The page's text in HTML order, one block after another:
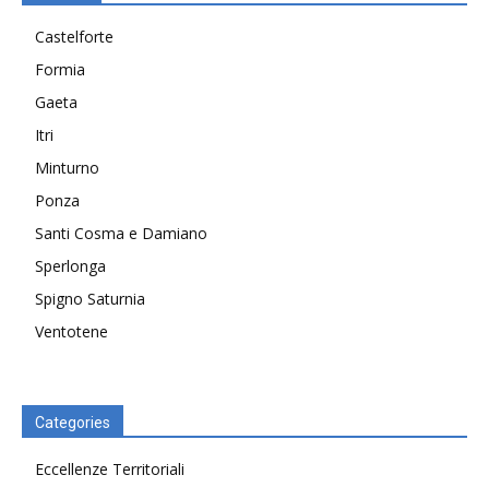
Castelforte
Formia
Gaeta
Itri
Minturno
Ponza
Santi Cosma e Damiano
Sperlonga
Spigno Saturnia
Ventotene
Categories
Eccellenze Territoriali